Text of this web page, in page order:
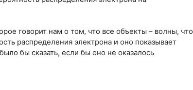
говорит нам о том, что все объекты – волны, что
распределения электрона и оно показывает
бы сказать, если бы оно не оказалось